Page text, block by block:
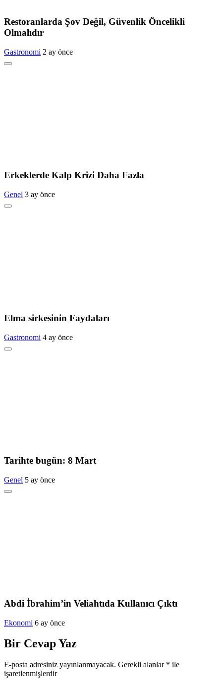
Restoranlarda Şov Değil, Güvenlik Öncelikli
Olmalıdır
Gastronomi 2 ay önce
Erkeklerde Kalp Krizi Daha Fazla
Genel 3 ay önce
Elma sirkesinin Faydaları
Gastronomi 4 ay önce
Tarihte bugün: 8 Mart
Genel 5 ay önce
Abdi İbrahim’in Veliahtıda Kullanıcı Çıktı
Ekonomi 6 ay önce
Bir Cevap Yaz
E-posta adresiniz yayınlanmayacak. Gerekli alanlar * ile
işaretlenmişlerdir